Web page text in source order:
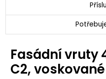
Fasádní vruty
C2, voskované